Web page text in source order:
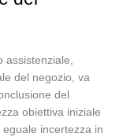
assistenziale,
del negozio, va
del
obiettiva iniziale
incertezza in